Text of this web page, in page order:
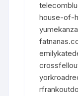
house-of-